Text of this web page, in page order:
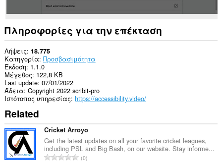
έχει
στα
δεδομένα
σας
σε
ορισμένους
ιστότοπους.
Αυτή
η
επέκταση
μπορεί
να
έχει
πρόσβαση
στις
καρτέλες
σας
Πληροφορίες για την επέκταση
Λήψεις 18.775
Κατηγορία Προσβασιμότητα
Έκδοση 1.1.0
Μέγεθος 122,8 KB
Last update 07/01/2022
Άδεια Copyright 2022 scribit-pro
Ιστότοπος υπηρεσίας https://accessibility.video/
Related
Cricket Arroyo
Get the latest updates on all your favorite cricket leagues,
including PSL and Big Bash, on our website. Stay informe...
Σ0